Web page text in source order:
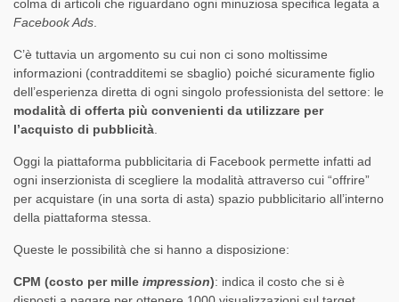
colma di articoli che riguardano ogni minuziosa specifica legata a
Facebook Ads
C’è tuttavia un argomento su cui non ci sono moltissime
informazioni (contradditemi se sbaglio) poiché sicuramente figlio
dell’esperienza diretta di ogni singolo professionista del settore: le
modalità di offerta più convenienti da utilizzare per
l’acquisto di pubblicità
Oggi la piattaforma pubblicitaria di Facebook permette infatti ad
ogni inserzionista di scegliere la modalità attraverso cui “offrire”
per acquistare (in una sorta di asta) spazio pubblicitario all’interno
della piattaforma stessa.
Queste le possibilità che si hanno a disposizione:
CPM (costo per mille impression): indica il costo che si è